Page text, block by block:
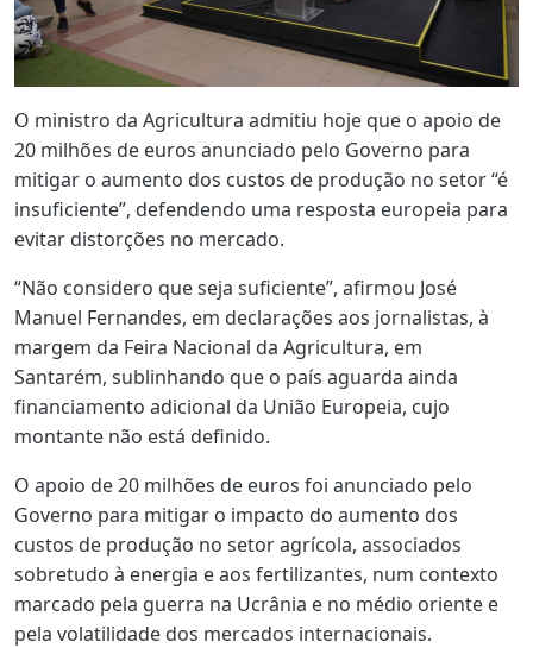
O ministro da Agricultura admitiu hoje que o apoio de
20 milhões de euros anunciado pelo Governo para
mitigar o aumento dos custos de produção no setor “é
insuficiente”, defendendo uma resposta europeia para
evitar distorções no mercado.
“Não considero que seja suficiente”, afirmou José
Manuel Fernandes, em declarações aos jornalistas, à
margem da Feira Nacional da Agricultura, em
Santarém, sublinhando que o país aguarda ainda
financiamento adicional da União Europeia, cujo
montante não está definido.
O apoio de 20 milhões de euros foi anunciado pelo
Governo para mitigar o impacto do aumento dos
custos de produção no setor agrícola, associados
sobretudo à energia e aos fertilizantes, num contexto
marcado pela guerra na Ucrânia e no médio oriente e
pela volatilidade dos mercados internacionais.